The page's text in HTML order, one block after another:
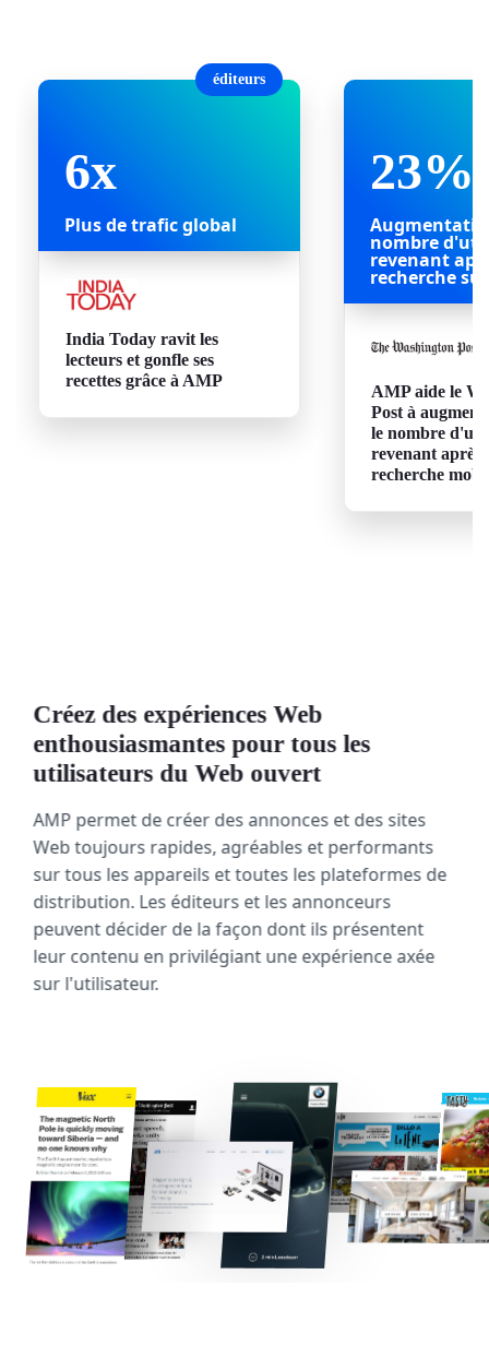
éditeurs
6x
Plus de trafic global
India Today ravit les
lecteurs et gonfle ses
recettes grâce à AMP
23%
nombre
revenant
recherche
AMP aide le
Post à
le nombre
revenant après
recherche
Créez des expériences Web
enthousiasmantes pour tous les
utilisateurs du Web ouvert
AMP permet de créer des annonces et des sites
Web toujours rapides, agréables et performants
sur tous les appareils et toutes les plateformes de
distribution. Les éditeurs et les annonceurs
peuvent décider de la façon dont ils présentent
leur contenu en privilégiant une expérience axée
sur l'utilisateur.